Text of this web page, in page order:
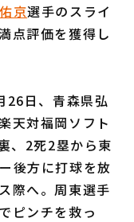
問
募集（別ウィンドウで開く
京選手のスライ
点評価を獲得し
26日、青森県弘
天対福岡ソフト
、2死2塁から東
後方に打球を放
際へ。周東選手
ピンチを救っ